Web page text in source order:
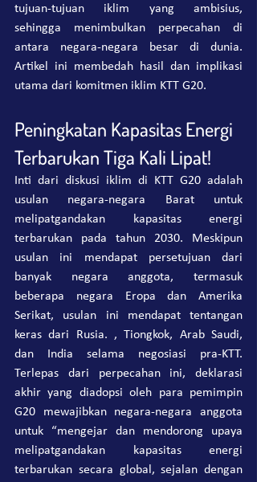
tujuan-tujuan iklim yang ambisius,
sehingga menimbulkan perpecahan di
antara negara-negara besar di dunia.
Artikel ini membedah hasil dan implikasi
utama dari komitmen iklim KTT G20.
Peningkatan Kapasitas Energi
Terbarukan Tiga Kali Lipat!
Inti dari diskusi iklim di KTT G20 adalah
usulan negara-negara Barat untuk
melipatgandakan kapasitas energi
terbarukan pada tahun 2030. Meskipun
usulan ini mendapat persetujuan dari
banyak negara anggota, termasuk
beberapa negara Eropa dan Amerika
Serikat, usulan ini mendapat tentangan
keras dari Rusia. , Tiongkok, Arab Saudi,
dan India selama negosiasi pra-KTT.
Terlepas dari perpecahan ini, deklarasi
akhir yang diadopsi oleh para pemimpin
G20 mewajibkan negara-negara anggota
untuk “mengejar dan mendorong upaya
melipatgandakan kapasitas energi
terbarukan secara global, sejalan dengan